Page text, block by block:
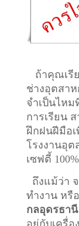
ถ้าคุณเรี
ช่างอุตสา
จำเป็นไหม
การเรียน
ฝึกฝนฝีมือเ
โรงงานอุ
เซฟตี้
ถึงแม้ว่า
ทำงาน หรื
กลอุดรธานี
อยู่กับเครื่อ